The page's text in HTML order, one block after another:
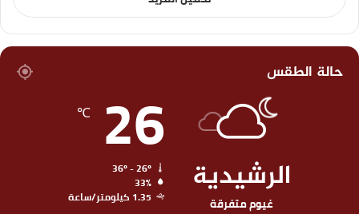
حالة الطقس
الرشيدية
غيوم متفرقة
26
℃
33%
1.35 كيلومتر/ساعة